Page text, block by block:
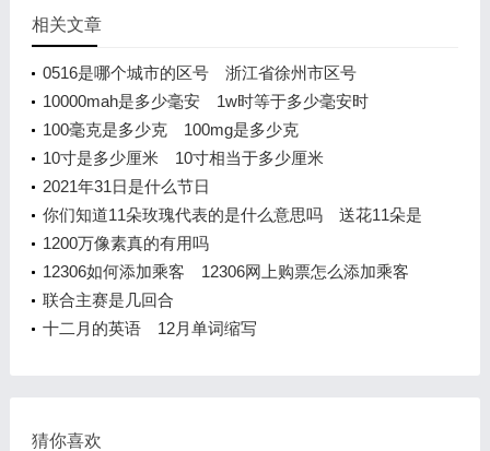
相关文章
0516是哪个城市的区号 浙江省徐州市区号
10000mah是多少毫安 1w时等于多少毫安时
100毫克是多少克 100mg是多少克
10寸是多少厘米 10寸相当于多少厘米
2021年31日是什么节日
你们知道11朵玫瑰代表的是什么意思吗 送花11朵是
什么含义
1200万像素真的有用吗
12306如何添加乘客 12306网上购票怎么添加乘客
联合主赛是几回合
十二月的英语 12月单词缩写
猜你喜欢